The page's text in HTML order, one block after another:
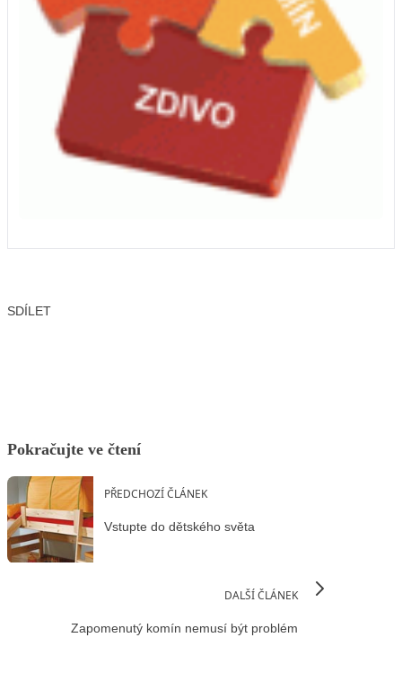
SDÍLET
Pokračujte ve čtení
PŘEDCHOZÍ ČLÁNEK
Vstupte do dětského světa
DALŠÍ ČLÁNEK
Zapomenutý komín nemusí být problém